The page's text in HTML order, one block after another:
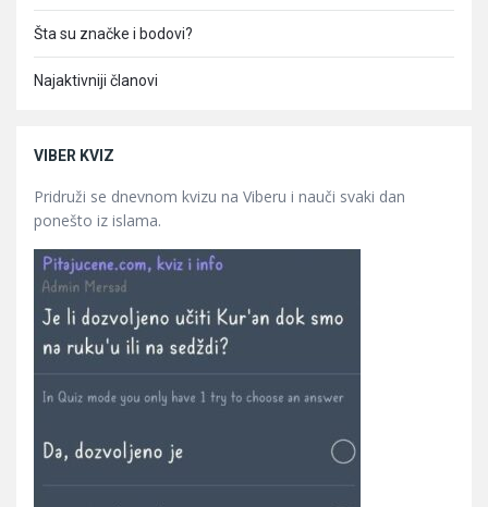
Šta su značke i bodovi?
Najaktivniji članovi
VIBER KVIZ
Pridruži se dnevnom kvizu na Viberu i nauči svaki dan
ponešto iz islama.